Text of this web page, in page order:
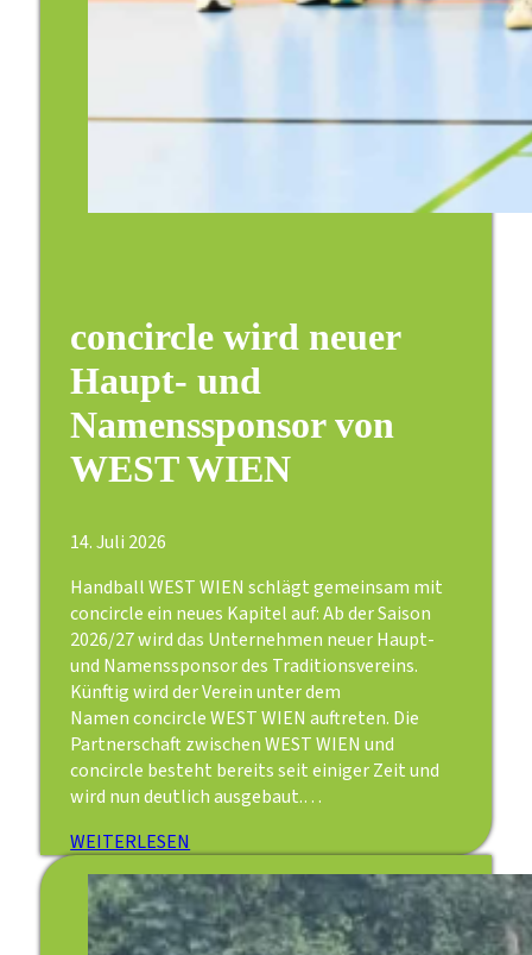
concircle wird neuer
Haupt- und
Namenssponsor von
WEST WIEN
14. Juli 2026
Handball WEST WIEN schlägt gemeinsam mit
concircle ein neues Kapitel auf: Ab der Saison
2026/27 wird das Unternehmen neuer Haupt-
und Namenssponsor des Traditionsvereins.
Künftig wird der Verein unter dem
Namen concircle WEST WIEN auftreten. Die
Partnerschaft zwischen WEST WIEN und
concircle besteht bereits seit einiger Zeit und
wird nun deutlich ausgebaut.…
WEITERLESEN